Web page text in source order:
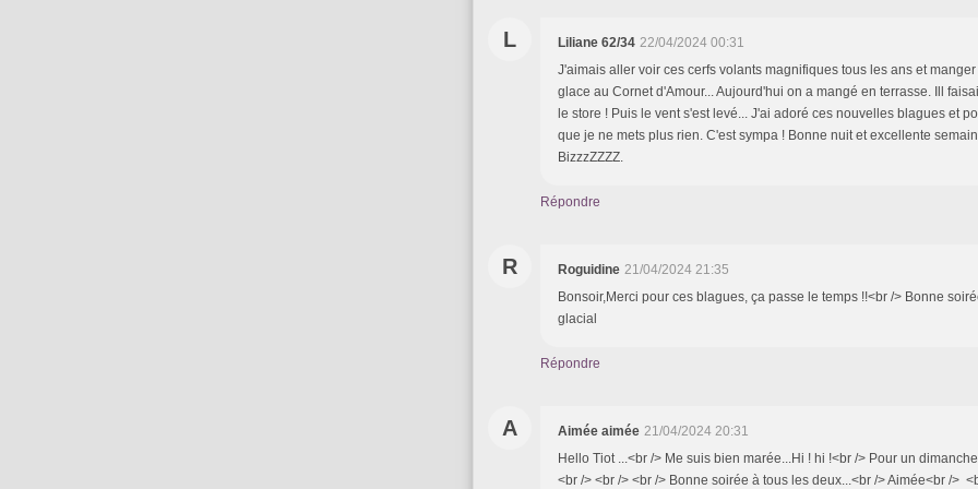
L Liliane 62/34 22/04/2024 00:31
J'aimais aller voir ces cerfs volants magnifiques tous les ans et
glace au Cornet d'Amour... Aujourd'hui on a mangé en terrasse. Ill
le store ! Puis le vent s'est levé... J'ai adoré ces nouvelles blagues et
que je ne mets plus rien. C'est sympa ! Bonne nuit et excellente
BizzzZZZZ.
Répondre
R Roguidine 21/04/2024 21:35
Bonsoir,Merci pour ces blagues, ça passe le temps !!<br /> Bonne
glacial
Répondre
A Aimée aimée 21/04/2024 20:31
Hello Tiot ...<br /> Me suis bien marée...Hi ! hi !<br /> Pour un
<br /> <br /> <br /> Bonne soirée à tous les deux...<br /> Aimée<br />